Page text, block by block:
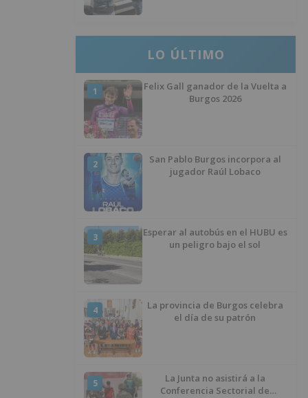
LO ÚLTIMO
1
Felix Gall ganador de la Vuelta a
Burgos 2026
2
San Pablo Burgos incorpora al
jugador Raúl Lobaco
3
Esperar al autobús en el HUBU es
un peligro bajo el sol
4
La provincia de Burgos celebra
el día de su patrón
5
La Junta no asistirá a la
Conferencia Sectorial de